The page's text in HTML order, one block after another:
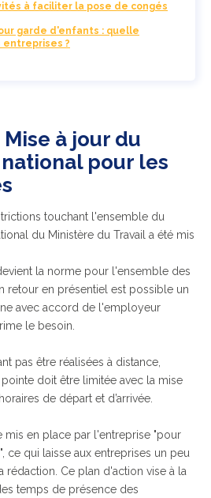
à faciliter la pose de congés
garde d'enfants : quelle
entreprises ?
à jour du
pour les
touchant l'ensemble du
du Ministère du Travail a été mis
la norme pour l'ensemble des
retour en présentiel est possible un
avec accord de l'employeur
le besoin.
pas être réalisées à distance,
pointe doit être limitée avec la mise
de départ et d’arrivée.
mis en place par l'entreprise "pour
ce qui laisse aux entreprises un peu
Ce plan d'action vise à la
temps de présence des